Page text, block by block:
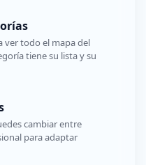
ver todo el mapa del
tiene su lista y su
cambiar entre
para adaptar